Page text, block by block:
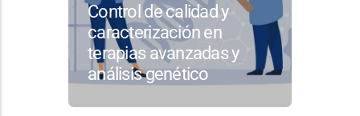
Control de calidad y
caracterización en
terapias avanzadas y
análisis genético